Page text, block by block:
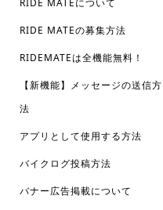
RIDE MATEの募集方法
RIDEMATEは全機能無料！
【新機能】メッセージの送信方
法
アプリとして使用する方法
バイクログ投稿方法
バナー広告掲載について